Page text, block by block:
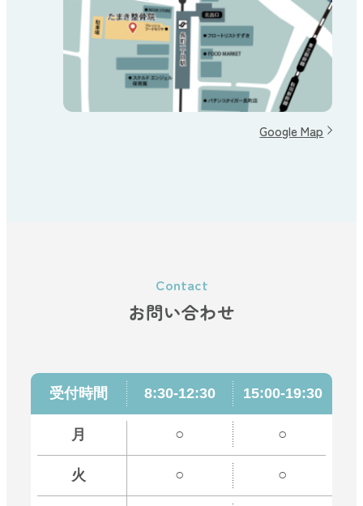
Google Map
お問い合わせ
受付時間 8:30-12:30 15:00-19:30
月 ○ ○
火 ○ ○